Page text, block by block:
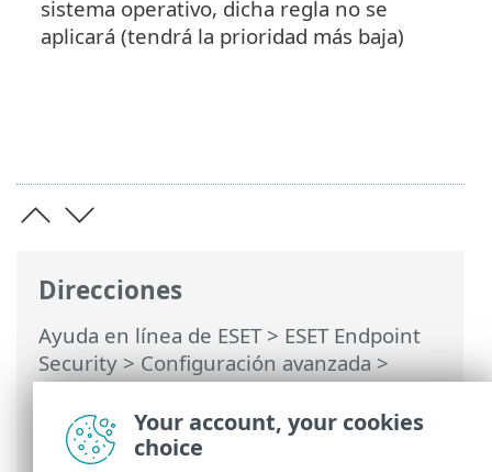
Direcciones
Ayuda en línea de ESET> ESET Endpoint
Security>Configuración avanzada>
Protecciones>HIPS: Sistema de
prevención de intrusiones del host>
Gestión de reglas de HIPS
sistema operativo, dicha regla no se
aplicará (tendrá la prioridad más baja)
Your account, your cookies
choice